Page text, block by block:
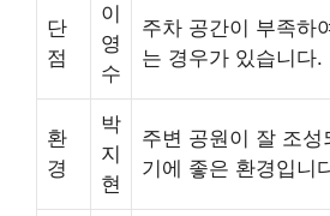
단
점
이
영
수
주차 공간이 부족하
는 경우가 있습니다.
환
경
박
지
현
주변 공원이 잘 조
기에 좋은 환경입니